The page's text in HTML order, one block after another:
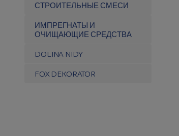
СТРОИТЕЛЬНЫЕ СМЕСИ
ИМПРЕГНАТЫ И
ОЧИЩАЮЩИЕ СРЕДСТВА
DOLINA NIDY
FOX DEKORATOR